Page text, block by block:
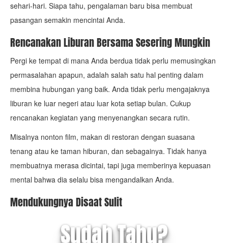
sehari-hari. Siapa tahu, pengalaman baru bisa membuat
pasangan semakin mencintai Anda.
Rencanakan Liburan Bersama Sesering Mungkin
Pergi ke tempat di mana Anda berdua tidak perlu memusingkan
permasalahan apapun, adalah salah satu hal penting dalam
membina hubungan yang baik. Anda tidak perlu mengajaknya
liburan ke luar negeri atau luar kota setiap bulan. Cukup
rencanakan kegiatan yang menyenangkan secara rutin.
Misalnya nonton film, makan di restoran dengan suasana
tenang atau ke taman hiburan, dan sebagainya. Tidak hanya
membuatnya merasa dicintai, tapi juga memberinya kepuasan
mental bahwa dia selalu bisa mengandalkan Anda.
Mendukungnya Disaat Sulit
Sudah Tahu?